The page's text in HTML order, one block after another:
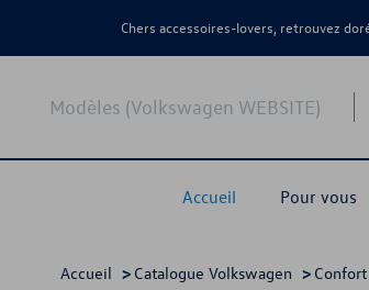
Chers accessoires-lovers, retrouvez
Modèles (Volkswagen WEBSITE)
Accueil Pour vous
Accueil > Catalogue Volkswagen >